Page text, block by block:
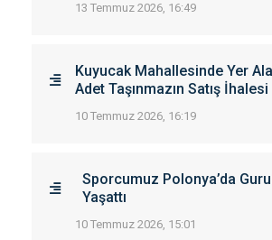
13 Temmuz 2026, 16:49
Kuyucak Mahallesinde Yer
Adet Taşınmazın Satış İhalesi
10 Temmuz 2026, 16:19
Sporcumuz Polonya’da
Yaşattı
10 Temmuz 2026, 15:01